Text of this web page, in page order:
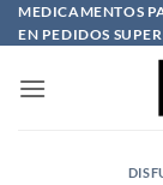
Saltar
al
MEDICAMENTOS
EN PEDIDOS